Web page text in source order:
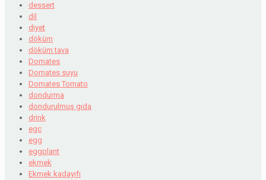
dessert
dil
diyet
döküm
döküm tava
Domates
Domates suyu
Domates Tomato
dondurma
dondurulmuş gıda
drink
egc
egg
eggplant
ekmek
Ekmek kadayıfı